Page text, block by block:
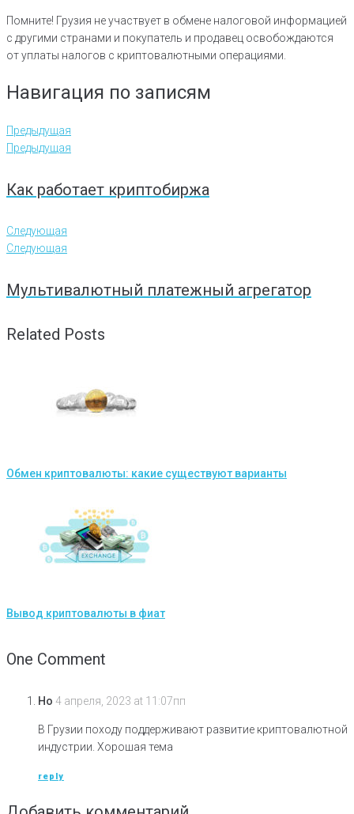
Помните! Грузия не участвует в обмене ‎налоговой информацией
с другими странами и покупатель и продавец ‎освобождаются
от уплаты налогов с криптовалютными операциями.‎
Навигация по записям
Предыдущая
Предыдущая
Как работает криптобиржа
Следующая
Следующая
Мультивалютный платежный агрегатор
Related Posts
Обмен криптовалюты: какие существуют варианты
Вывод криптовалюты в фиат
One Comment
Ho 4 апреля, 2023 at 11:07пп
В Грузии походу поддерживают развитие криптовалютной
индустрии. Хорошая тема
reply